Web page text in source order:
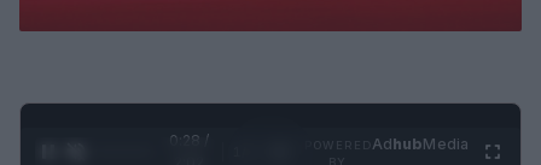
0:29 /
AdhubMedia